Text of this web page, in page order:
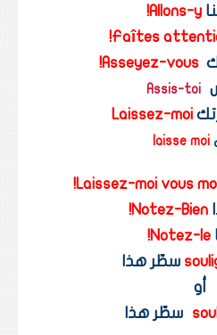
Allons-y!
Faîtes
Asseyez-vous!
Assis-toi
Laissez-moi
laisse moi
Laissez-moi vous
Notez-Bien!
Notez-le!
سطّر هذا
أو
سطّر هذا